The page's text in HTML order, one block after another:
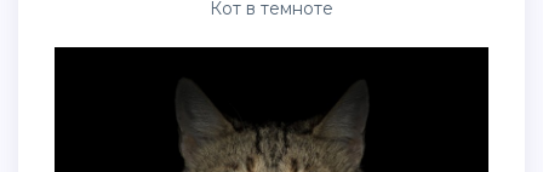
Кот в темноте